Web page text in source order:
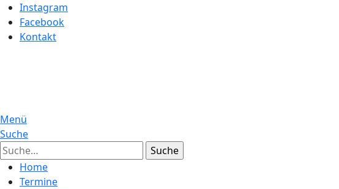
Instagram
Facebook
Kontakt
Menü
Suche
Suche
Home
Termine